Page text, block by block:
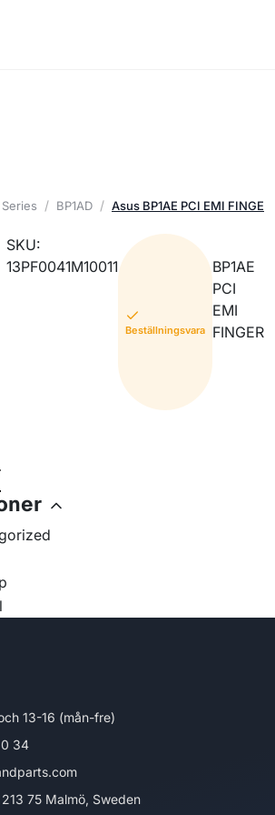
BP1AD Asus BP1AE PCI EMI FINGER
SKU:
13PF0041M10011
Beställningsvara
BP1AE
PCI
EMI
FINGER
13-16 (mån-fre)
34
75 Malmö, Sweden